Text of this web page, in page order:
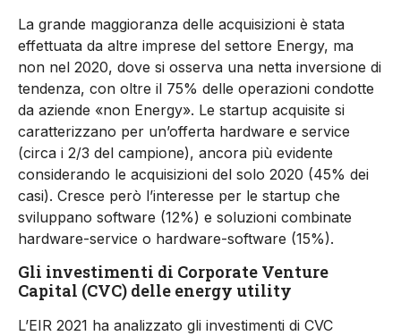
La grande maggioranza delle acquisizioni è stata
effettuata da altre imprese del settore Energy, ma
non nel 2020, dove si osserva una netta inversione di
tendenza, con oltre il 75% delle operazioni condotte
da aziende «non Energy». Le startup acquisite si
caratterizzano per un’offerta hardware e service
(circa i 2/3 del campione), ancora più evidente
considerando le acquisizioni del solo 2020 (45% dei
casi). Cresce però l’interesse per le startup che
sviluppano software (12%) e soluzioni combinate
hardware-service o hardware-software (15%).
Gli investimenti di Corporate Venture
Capital (CVC) delle energy utility
L’EIR 2021 ha analizzato gli investimenti di CVC